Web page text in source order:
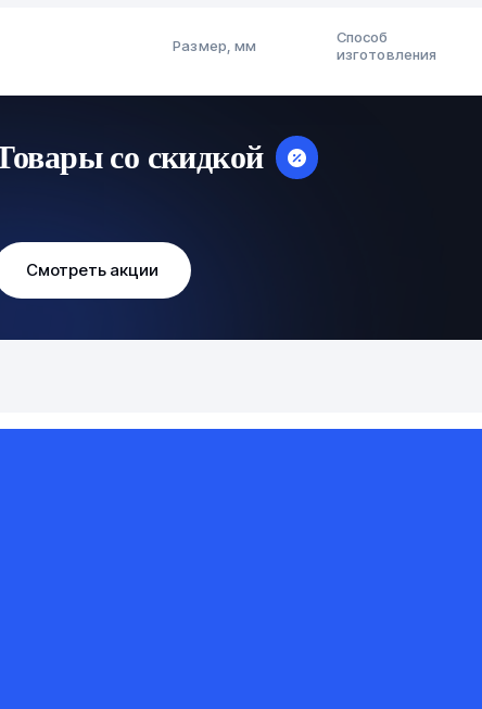
Размер, мм
Способ
изготовления
со скидкой
Смотреть акции